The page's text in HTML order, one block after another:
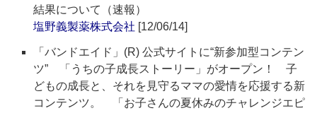
結果について（速報）
塩野義製薬株式会社 [12/06/14]
「バンドエイド」(R) 公式サイトに“新参加型コンテン
ツ” 「うちの子成長ストーリー」がオープン！ 子
どもの成長と、それを見守るママの愛情を応援する新
コンテンツ。 「お子さんの夏休みのチャレンジエピ